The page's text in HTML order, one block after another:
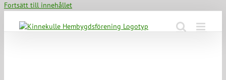
Fortsätt till innehållet